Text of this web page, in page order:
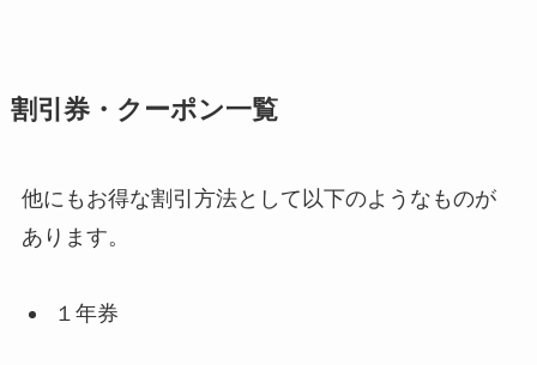
割引券・クーポン一覧
他にもお得な割引方法として以下のようなものが
あります。
１年券